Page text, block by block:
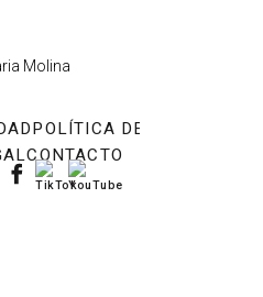
POLÍTICA DE COOKIES
CONTACTO
Facebook
TikTokYouTube